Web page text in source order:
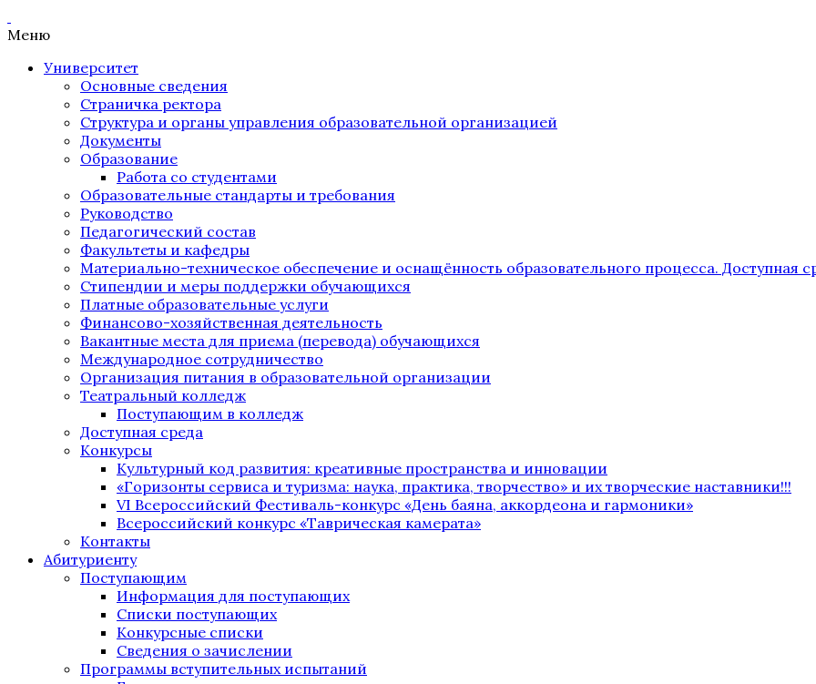
Меню
Университет
Основные сведения
Страничка ректора
Структура и органы управления образовательной организацией
Документы
Образование
Работа со студентами
Образовательные стандарты и требования
Руководство
Педагогический состав
Факультеты и кафедры
Материально-техническое обеспечение и оснащённость образовательного процесса. Доступная
Стипендии и меры поддержки обучающихся
Платные образовательные услуги
Финансово-хозяйственная деятельность
Вакантные места для приема (перевода) обучающихся
Международное сотрудничество
Организация питания в образовательной организации
Театральный колледж
Поступающим в колледж
Доступная среда
Конкурсы
Культурный код развития: креативные пространства и инновации
«Горизонты сервиса и туризма: наука, практика, творчество» и их творческие наставники!!!
VI Всероссийский Фестиваль-конкурс «День баяна, аккордеона и гармоники»
Всероссийский конкурс «Таврическая камерата»
Контакты
Абитуриенту
Поступающим
Информация для поступающих
Списки поступающих
Конкурсные списки
Сведения о зачислении
Программы вступительных испытаний